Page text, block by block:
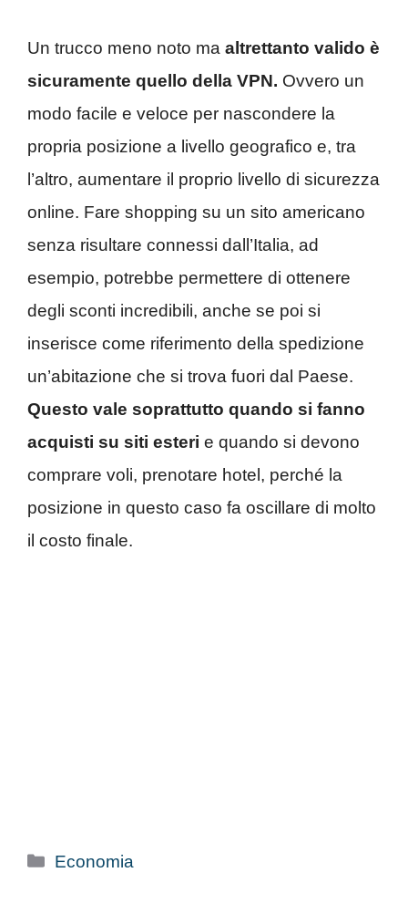
Un trucco meno noto ma altrettanto valido è
sicuramente quello della VPN. Ovvero un
modo facile e veloce per nascondere la
propria posizione a livello geografico e, tra
l’altro, aumentare il proprio livello di sicurezza
online. Fare shopping su un sito americano
senza risultare connessi dall’Italia, ad
esempio, potrebbe permettere di ottenere
degli sconti incredibili, anche se poi si
inserisce come riferimento della spedizione
un’abitazione che si trova fuori dal Paese.
Questo vale soprattutto quando si fanno
acquisti su siti esteri e quando si devono
comprare voli, prenotare hotel, perché la
posizione in questo caso fa oscillare di molto
il costo finale.
Categorie
Economia